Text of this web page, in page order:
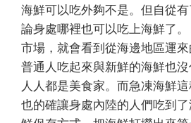
海鮮可以吃外夠不是。但自從
論身處哪裡也可以吃上海鮮了
市場，就會看到從海邊地區運
普通人吃起來與新鮮的海鮮也
人人都是美食家。而急凍海鮮
也的確讓身處內陸的人們吃到